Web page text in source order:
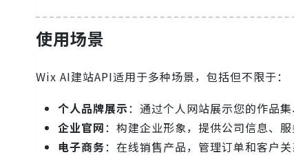
使用场景
Wix AI建站API适用于多种场景，包括但不限于：
个人品牌展示：通过个人网站展示您的作品
企业官网：构建企业形象，提供公司信息、
电子商务：在线销售产品，管理订单和客户